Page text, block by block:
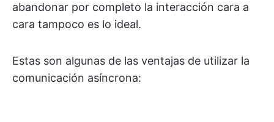
abandonar por completo la interacción cara a
cara tampoco es lo ideal.
Estas son algunas de las ventajas de utilizar la
comunicación asíncrona: